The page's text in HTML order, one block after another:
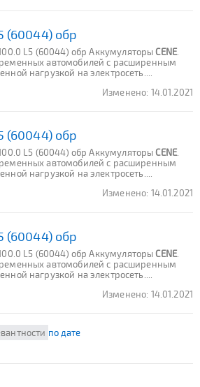
(60044) обр
L5 (60044) обр АккумуляторыCENE
автомобилей с расширенным
нагрузкой на электросеть....
Изменено: 14.01.2021
(60044) обр
L5 (60044) обр АккумуляторыCENE
автомобилей с расширенным
нагрузкой на электросеть....
Изменено: 14.01.2021
(60044) обр
L5 (60044) обр АккумуляторыCENE
автомобилей с расширенным
нагрузкой на электросеть....
Изменено: 14.01.2021
по дате